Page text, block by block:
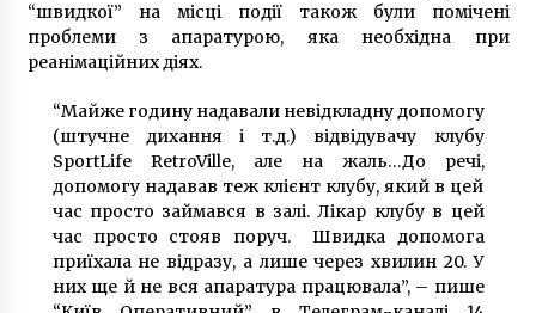
“швидкої” на місці події також були помічені
проблеми з апаратурою, яка необхідна при
реанімаційних діях.
“Майже годину надавали невідкладну допомогу
(штучне дихання і т.д.) відвідувачу клубу
SportLife RetroVille, але на жаль…До речі,
допомогу надавав теж клієнт клубу, який в цей
час просто займався в залі. Лікар клубу в цей
час просто стояв поруч. Швидка допомога
приїхала не відразу, а лише через хвилин 20. У
них ще й не вся апаратура працювала”, – пише